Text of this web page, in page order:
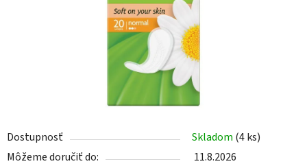
Dostupnosť Skladom (4 ks)
Môžeme doručiť do:
11.8.2026